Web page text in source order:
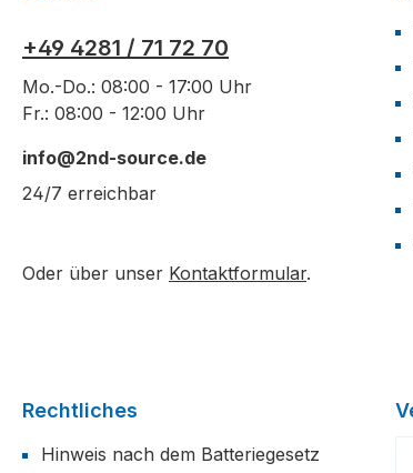
+49 4281 / 71 72 70
Mo.-Do.: 08:00 - 17:00 Uhr
Fr.: 08:00 - 12:00 Uhr
info@2nd-source.de
24/7 erreichbar
Oder über unser Kontaktformular.
Rechtliches
Hinweis nach dem Batteriegesetz